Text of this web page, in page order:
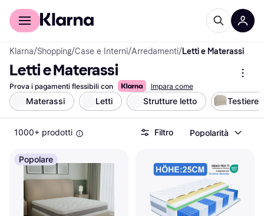
Per il tuo shopping
Klarna/Shopping/Case e Interni/Arredamenti/Letti e Materassi
Letti e Materassi
Prova i pagamenti flessibili con Impara come
Materassi Letti Strutture letto Testiere
1000+ prodotti Filtro Popolarità
Popolare